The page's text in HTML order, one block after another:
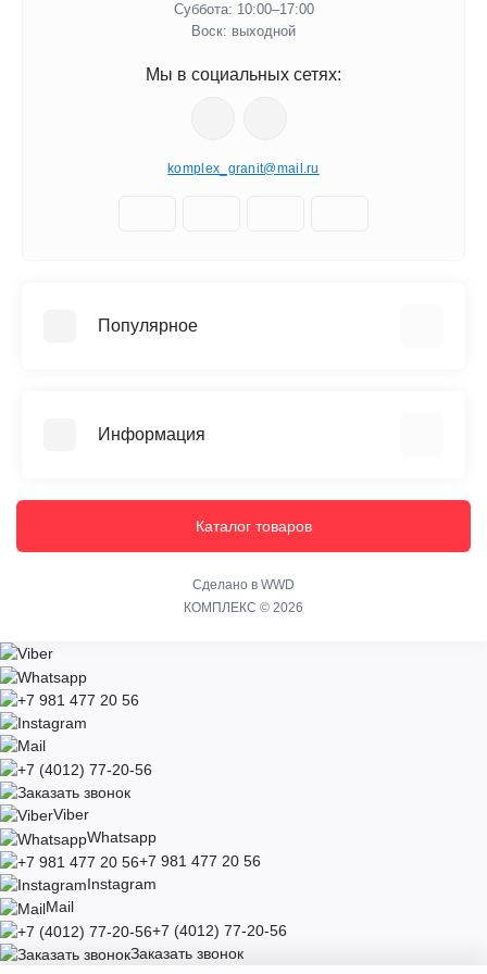
Суббота: 10:00–17:00
​Воск: выходной
Мы в социальных сетях:
komplex_granit@mail.ru
Популярное
Скульптуры
Информация
Установка
Акции
Каталог товаров
Сделано в WWD
КОМПЛЕКС © 2026
Viber
Whatsapp
+7 981 477 20 56
Instagram
Mail
+7 (4012) 77-20-56
Заказать звонок